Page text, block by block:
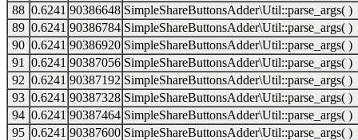
88 0.6241 90386648 SimpleShareButtonsAdder\Util::parse_args( )
89 0.6241 90386784 SimpleShareButtonsAdder\Util::parse_args( )
90 0.6241 90386920 SimpleShareButtonsAdder\Util::parse_args( )
91
0.6241 90387056 SimpleShareButtonsAdder\Util::parse_args( )
92 0.6241 90387192 SimpleShareButtonsAdder\Util::parse_args( )
93 0.6241 90387328 SimpleShareButtonsAdder\Util::parse_args( )
94 0.6241 90387464 SimpleShareButtonsAdder\Util::parse_args( )
95 0.6241 90387600 SimpleShareButtonsAdder\Util::parse_args( )